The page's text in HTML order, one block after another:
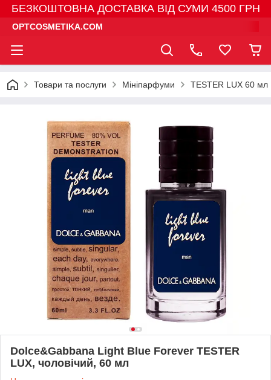
БЕЗКОШТОВНА ДОСТАВКА ВІД СУМИ 4500 ГРН
OPTCOSMETIKA.COM
Товари та послуги Мініпарфуми TESTER LUX 60 мл
Dolce&Gabbana Light Blue Forever TESTER
LUX, чоловічий, 60 мл